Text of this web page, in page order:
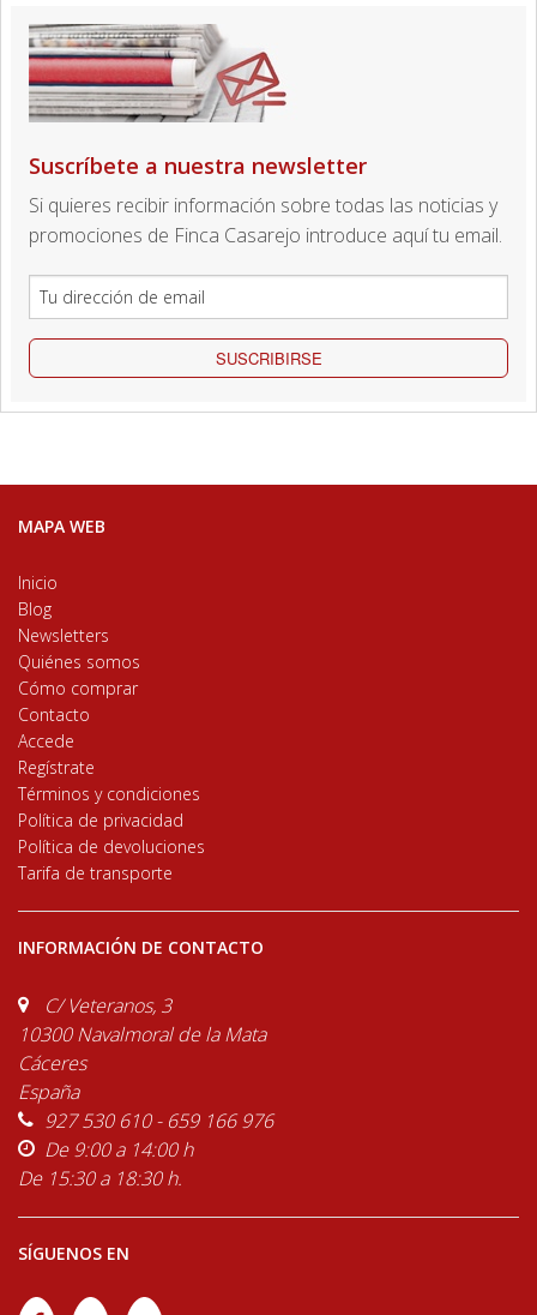
Suscríbete a nuestra newsletter
Si quieres recibir información sobre todas las noticias y
promociones de Finca Casarejo introduce aquí tu email.
SUSCRIBIRSE
MAPA WEB
Inicio
Blog
Newsletters
Quiénes somos
Cómo comprar
Contacto
Accede
Regístrate
Términos y condiciones
Política de privacidad
Política de devoluciones
Tarifa de transporte
INFORMACIÓN DE CONTACTO
C/ Veteranos, 3
10300 Navalmoral de la Mata
Cáceres
España
927 530 610 - 659 166 976
De 9:00 a 14:00 h
De 15:30 a 18:30 h.
SÍGUENOS EN